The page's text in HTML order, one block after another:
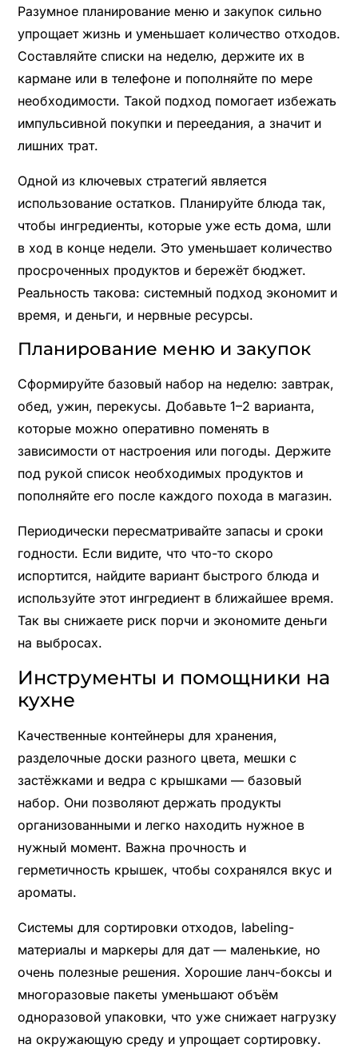
Разумное планирование меню и закупок сильно
упрощает жизнь и уменьшает количество отходов.
Составляйте списки на неделю, держите их в
кармане или в телефоне и пополняйте по мере
необходимости. Такой подход помогает избежать
импульсивной покупки и переедания, а значит и
лишних трат.
Одной из ключевых стратегий является
использование остатков. Планируйте блюда так,
чтобы ингредиенты, которые уже есть дома, шли
в ход в конце недели. Это уменьшает количество
просроченных продуктов и бережёт бюджет.
Реальность такова: системный подход экономит и
время, и деньги, и нервные ресурсы.
Планирование меню и закупок
Сформируйте базовый набор на неделю: завтрак,
обед, ужин, перекусы. Добавьте 1–2 варианта,
которые можно оперативно поменять в
зависимости от настроения или погоды. Держите
под рукой список необходимых продуктов и
пополняйте его после каждого похода в магазин.
Периодически пересматривайте запасы и сроки
годности. Если видите, что что-то скоро
испортится, найдите вариант быстрого блюда и
используйте этот ингредиент в ближайшее время.
Так вы снижаете риск порчи и экономите деньги
на выбросах.
Инструменты и помощники на
кухне
Качественные контейнеры для хранения,
разделочные доски разного цвета, мешки с
застёжками и ведра с крышками — базовый
набор. Они позволяют держать продукты
организованными и легко находить нужное в
нужный момент. Важна прочность и
герметичность крышек, чтобы сохранялся вкус и
ароматы.
Системы для сортировки отходов, labeling-
материалы и маркеры для дат — маленькие, но
очень полезные решения. Хорошие ланч-боксы и
многоразовые пакеты уменьшают объём
одноразовой упаковки, что уже снижает нагрузку
на окружающую среду и упрощает сортировку.